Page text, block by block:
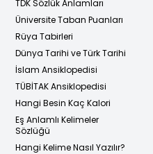
TDK Sözlük Anlamları
Üniversite Taban Puanları
Rüya Tabirleri
Dünya Tarihi ve Türk Tarihi
İslam Ansiklopedisi
TÜBİTAK Ansiklopedisi
Hangi Besin Kaç Kalori
Eş Anlamlı Kelimeler
Sözlüğü
Hangi Kelime Nasıl Yazılır?